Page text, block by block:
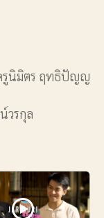
รูนิมิตร ฤทธิปัญญ
วรกุล